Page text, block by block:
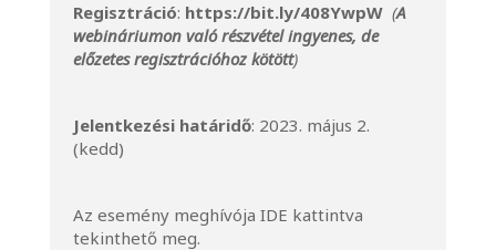
Regisztráció: https://bit.ly/408YwpW (A
webináriumon való részvétel ingyenes, de
előzetes regisztrációhoz kötött)
Jelentkezési határidő: 2023. május 2.
(kedd) ​
Az esemény meghívója IDE kattintva
tekinthető meg.